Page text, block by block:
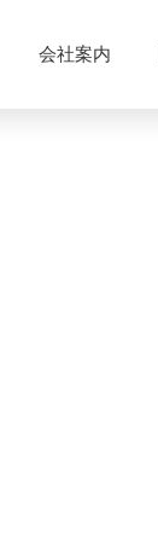
会社案内